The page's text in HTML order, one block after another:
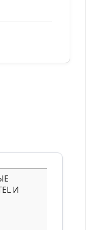
И